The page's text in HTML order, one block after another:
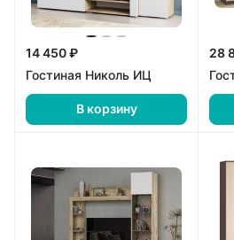
14 450 ₽
Гостиная Николь ИЦ
В корзину
28